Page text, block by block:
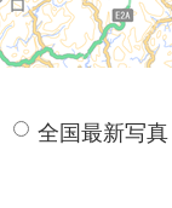
全国最新写